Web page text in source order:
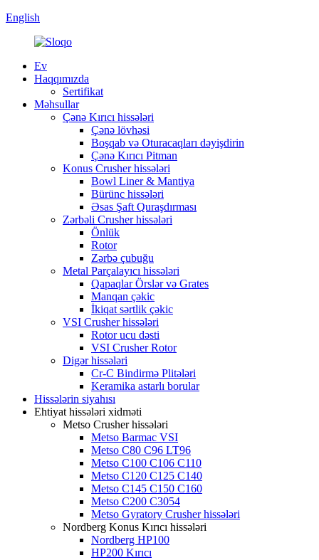
English
Ev
Haqqımızda
Sertifikat
Məhsullar
Çənə Kırıcı hissələri
Çənə lövhəsi
Boşqab və Oturacaqları dəyişdirin
Çənə Kırıcı Pitman
Konus Crusher hissələri
Bowl Liner & Mantiya
Bürünc hissələri
Əsas Şaft Quraşdırması
Zərbəli Crusher hissələri
Önlük
Rotor
Zərbə çubuğu
Metal Parçalayıcı hissələri
Qapaqlar Örslər və Grates
Manqan çəkic
İkiqat sərtlik çəkic
VSI Crusher hissələri
Rotor ucu dəsti
VSI Crusher Rotor
Digər hissələri
Cr-C Bindirmə Plitələri
Keramika astarlı borular
Hissələrin siyahısı
Ehtiyat hissələri xidməti
Metso Crusher hissələri
Metso Barmac VSI
Metso C80 C96 LT96
Metso C100 C106 C110
Metso C120 C125 C140
Metso C145 C150 C160
Metso C200 C3054
Metso Gyratory Crusher hissələri
Nordberg Konus Kırıcı hissələri
Nordberg HP100
HP200 Kırıcı